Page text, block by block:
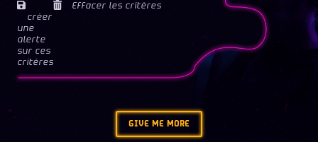
créer
une
alerte
sur ces
critères
Effacer les critères
GIVE ME MORE